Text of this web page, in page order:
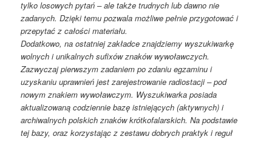
tylko losowych pytań – ale także trudnych lub dawno nie
zadanych. Dzięki temu pozwala możliwe pełnie przygotować i
przepytać z całości materiału.
Dodatkowo, na ostatniej zakładce znajdziemy wyszukiwarkę
wolnych i unikalnych sufixów znaków wywoławczych.
Zazwyczaj pierwszym zadaniem po zdaniu egzaminu i
uzyskaniu uprawnień jest zarejestrowanie radiostacji – pod
nowym znakiem wywoławczym. Wyszukiwarka posiada
aktualizowaną codziennie bazę istniejących (aktywnych) i
archiwalnych polskich znaków krótkofalarskich. Na podstawie
tej bazy, oraz korzystając z zestawu dobrych praktyk i reguł